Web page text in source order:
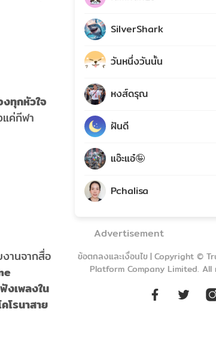
ทุกหัวใจ
แค่กีฬา
านจากสื่อ
งเพลงใน
โรนาสาย
SilverShark
วันหนึ่งวันนั้น
หงส์ดรุณ
ฝันดี
แอ๊ะแอ๋🤪
Pchalisa
Advertisement
ข้อตกลงและเงื่อนไข | Copyright ©
Platform Company Limited.